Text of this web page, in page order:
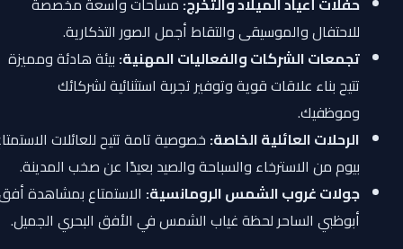
للاحتفال والموسيقى والتقاط أجمل الصور التذكارية.
تجمعات الشركات والفعاليات المهنية:بيئة هادئة ومميزة
تتيح بناء علاقات قوية وتوفير تجربة استثنائية لشركائك
وموظفيك.
الرحلات العائلية الخاصة:خصوصية تامة تتيح للعائلات الاستمتاع
بيوم من الاسترخاء والسباحة والصيد بعيدًا عن صخب المدينة.
جولات غروب الشمس الرومانسية:الاستمتاع بمشاهدة أفق
أبوظبي الساحر لحظة غياب الشمس في الأفق البحري الجميل.